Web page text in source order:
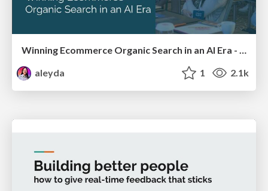
Winning Ecommerce Organic Search in an AI Era - #searchnstuff2025
aleyda
1 2.1k